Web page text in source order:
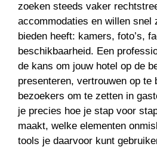
zoeken steeds vaker
accommodaties en willen snel
bieden heeft: kamers, foto’s,
beschikbaarheid. Een
de kans om jouw hotel op de
presenteren, vertrouwen op te
bezoekers om te zetten in
je precies hoe je stap voor
maakt, welke elementen
tools je daarvoor kunt